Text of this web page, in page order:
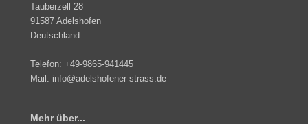
Tauberzell 28
91587 Adelshofen
Deutschland
Telefon: +49-9865-941445
Mail: info@adelshofener-strass.de
Mehr über...